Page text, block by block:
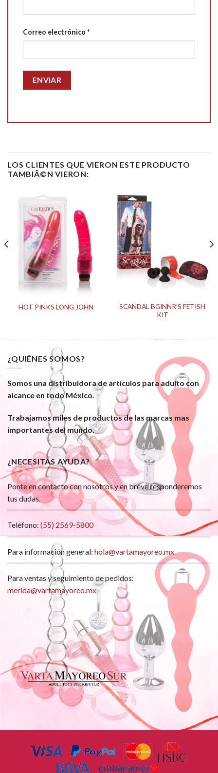
Correo electrónico *
LOS CLIENTES QUE VIERON ESTE PRODUCTO
TAMBIÃ©N VIERON:
HOT PINKS LONG JOHN
SCANDAL BGINNR’S FETISH
KIT
¿QUIÉNES SOMOS?
Somos una distribuidora de artículos para adulto con
alcance en todo México.
Trabajamos miles de productos de las marcas mas
importantes del mundo.
¿NECESITAS AYUDA?
Ponte en contacto con nosotros y en breve responderemos
tus dudas.
Teléfono: (55) 2569-5800
Para información general: hola@vartamayoreo.mx
Para ventas y seguimiento de pedidos:
merida@vartamayoreo.mx